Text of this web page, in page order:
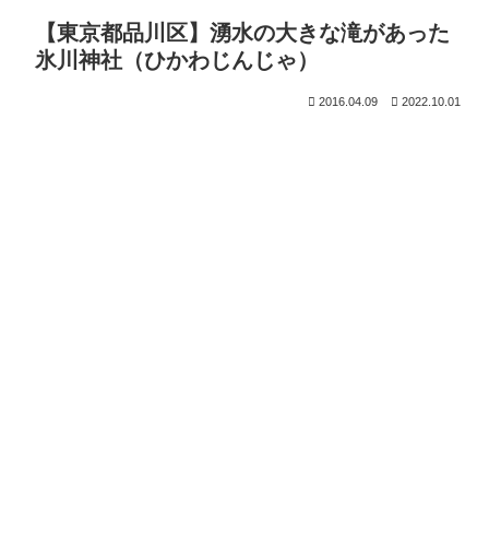
【東京都品川区】湧水の大きな滝があった
氷川神社（ひかわじんじゃ）
2016.04.09 2022.10.01